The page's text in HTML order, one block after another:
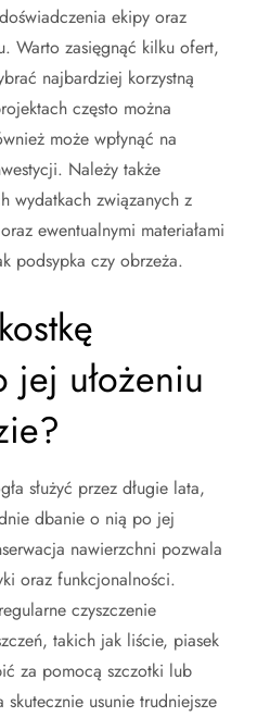
ekipy oraz
Warto zasięgnąć kilku ofert,
najbardziej korzystną
często można
może wpłynąć na
Należy także
wydatkach związanych z
ewentualnymi materiałami
podsypka czy obrzeża.
jej ułożeniu
służyć przez długie lata,
dbanie o nią po jej
nawierzchni pozwala
oraz funkcjonalności.
czyszczenie
takich jak liście, piasek
za pomocą szczotki lub
usunie trudniejsze